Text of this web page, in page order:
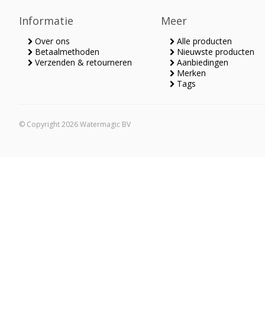
Informatie
Over ons
Betaalmethoden
Verzenden & retourneren
Meer
Alle producten
Nieuwste producten
Aanbiedingen
Merken
Tags
© Copyright 2026 Watermagic BV